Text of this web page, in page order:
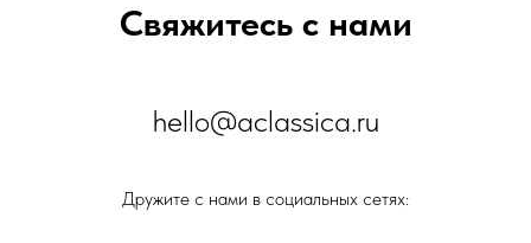
Свяжитесь с нами
hello@aclassica.ru
Дружите с нами в социальных сетях: